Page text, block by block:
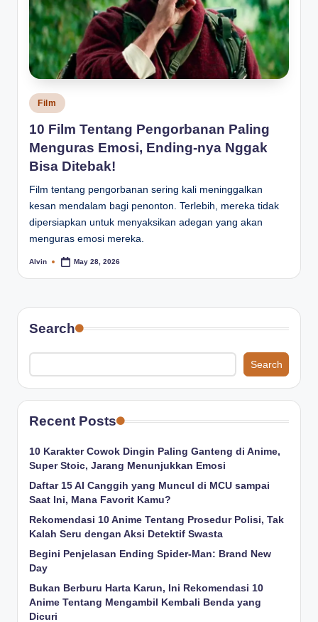
Posted
in
Film
10 Film Tentang Pengorbanan Paling
Menguras Emosi, Ending-nya Nggak
Bisa Ditebak!
Film tentang pengorbanan sering kali meninggalkan
kesan mendalam bagi penonton. Terlebih, mereka tidak
dipersiapkan untuk menyaksikan adegan yang akan
menguras emosi mereka.
Posted
Alvin May 28, 2026
Search
Search
Recent Posts
10 Karakter Cowok Dingin Paling Ganteng di Anime,
Super Stoic, Jarang Menunjukkan Emosi
Daftar 15 AI Canggih yang Muncul di MCU sampai
Saat Ini, Mana Favorit Kamu?
Rekomendasi 10 Anime Tentang Prosedur Polisi, Tak
Kalah Seru dengan Aksi Detektif Swasta
Begini Penjelasan Ending Spider-Man: Brand New
Day
Bukan Berburu Harta Karun, Ini Rekomendasi 10
Anime Tentang Mengambil Kembali Benda yang
Dicuri